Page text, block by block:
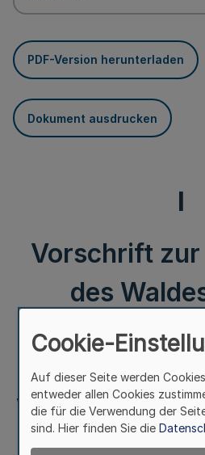
PDF-Version herunterladen
Dokument ausdrucken
I
Vorschrift zur
des
Cookie-
Auf dieser Seite werden
entweder allen Cookies
die für die Verwendung der
sind. Hier finden Sie die